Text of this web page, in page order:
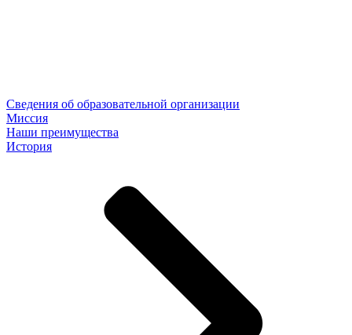
Сведения об образовательной организации
Миссия
Наши преимущества
История